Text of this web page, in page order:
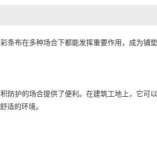
彩条布在多种场合下都能发挥重要作用，成为铺
防护的场合提供了便利。在建筑工地上，它
适的环境。